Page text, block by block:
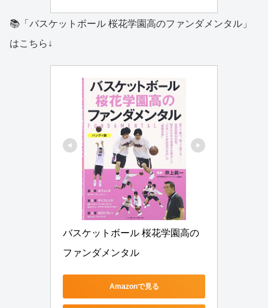
📚「バスケットボール 桜花学園高のファンダメンタル」
はこちら↓
バスケットボール 桜花学園高の
ファンダメンタル
Amazonで見る